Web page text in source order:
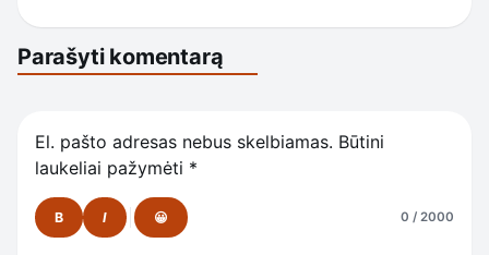
Parašyti komentarą
El. pašto adresas nebus skelbiamas. Būtini
laukeliai pažymėti *
B I 😀 0 / 2000